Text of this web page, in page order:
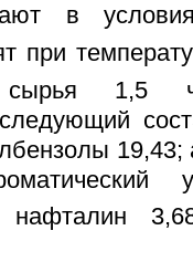
в
при
сырья 1,5